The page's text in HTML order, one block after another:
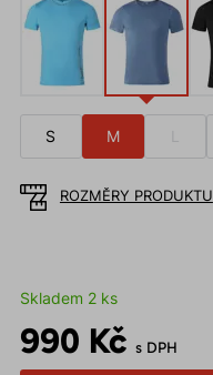
S M
ROZMĚRY PRODUKTU
Skladem 2 ks
990 Kč s DPH